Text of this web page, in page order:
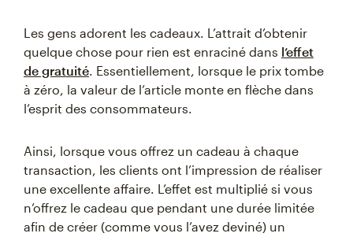
Les gens adorent les cadeaux. L’attrait d’obtenir
quelque chose pour rien est enraciné dans l’effet
de gratuité. Essentiellement, lorsque le prix tombe
à zéro, la valeur de l’article monte en flèche dans
l’esprit des consommateurs.
Ainsi, lorsque vous offrez un cadeau à chaque
transaction, les clients ont l’impression de réaliser
une excellente affaire. L’effet est multiplié si vous
n’offrez le cadeau que pendant une durée limitée
afin de créer (comme vous l’avez deviné) un